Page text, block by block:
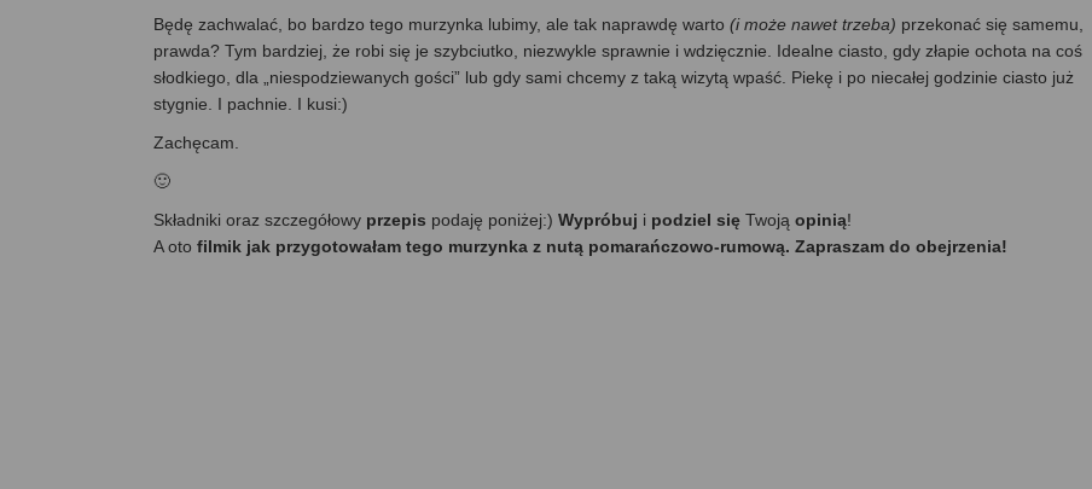
Będę zachwalać, bo bardzo tego murzynka lubimy, ale tak naprawdę warto (i może nawet trzeba) przekonać się samemu,
prawda? Tym bardziej, że robi się je szybciutko, niezwykle sprawnie i wdzięcznie. Idealne ciasto, gdy złapie ochota na coś
słodkiego, dla „niespodziewanych gości” lub gdy sami chcemy z taką wizytą wpaść. Piekę i po niecałej godzinie ciasto już
stygnie. I pachnie. I kusi:)
Zachęcam.
🙂
Składniki oraz szczegółowy przepis podaję poniżej:) Wypróbuj i podziel się Twoją opinią!
A oto filmik jak przygotowałam tego murzynka z nutą pomarańczowo-rumową. Zapraszam do obejrzenia!